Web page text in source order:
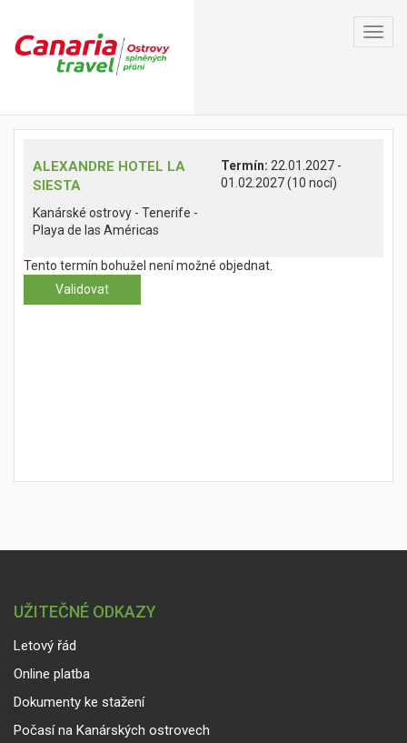
ALEXANDRE HOTEL LA
SIESTA
Kanárské ostrovy - Tenerife -
Playa de las Américas
Termín: 22.01.2027 -
01.02.2027 (10 nocí)
Tento termín bohužel není možné objednat.
UŽITEČNÉ ODKAZY
Letový řád
Online platba
Dokumenty ke stažení
Počasí na Kanárských ostrovech